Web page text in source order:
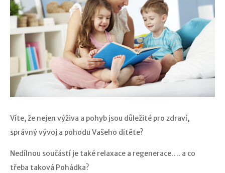
Víte, že nejen výživa a pohyb jsou důležité pro zdraví,
správný vývoj a pohodu Vašeho dítěte?
Nedílnou součástí je také relaxace a regenerace…. a co
třeba taková Pohádka?